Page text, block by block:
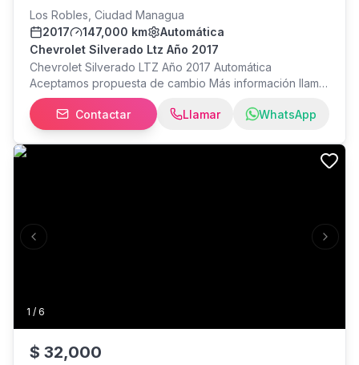
Los Robles, Ciudad Managua
2017
147,000 km
Automática
Chevrolet Silverado Ltz Año 2017
Chevrolet Silverado LTZ Año 2017 Automática
Aceptamos propuesta de cambio Más información llamar
o escribir al con Elena Miranda. Estamos ubicados: Los
Robles, Hotel Colón 1 cuadra al sur, 1 cuadra arriba,
Managua.
Contactar Llamar WhatsApp
1 / 6
Previous slide Next
$ 32,000